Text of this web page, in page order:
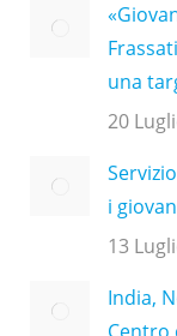
una
20
i
13
India,